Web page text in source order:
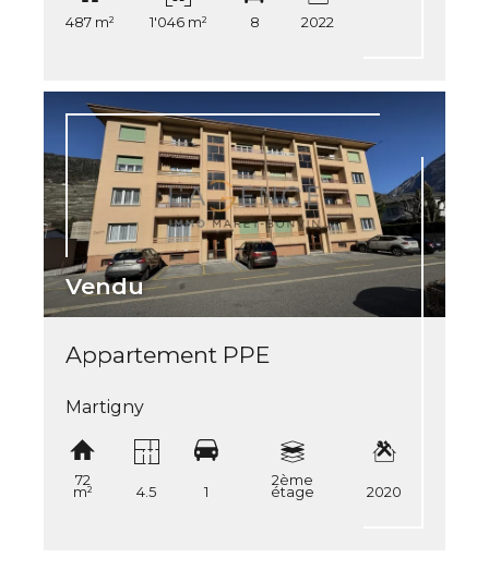
487 m² 1'046 m² 8 2022
Vendu
Appartement PPE
Martigny
72
m² 4.5 1
2ème
étage 2020